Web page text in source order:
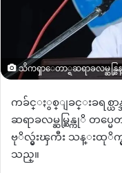
သိကၡာေတာ္ရဆရာခလမ္ဆန္ဆြန္
ကခ်င္ႏွစ္ျခင္းခရစ္ယာ
ဆရာခလမ္ဆမ္ဆြန္ကုိ တပ္
ဗုိလ္မွဴးၾကီး သန္းထုိက္
သည္။